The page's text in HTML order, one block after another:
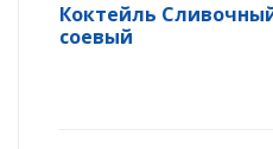
Коктейль
соевый